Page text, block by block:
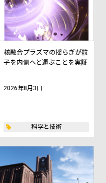
核融合プラズマの揺らぎが粒
子を内側へと運ぶことを実証
2026年8月3日
科学と技術